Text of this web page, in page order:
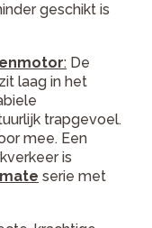
geschikt is
: De
laag in het
trapgevoel.
mee. Een
is
serie met